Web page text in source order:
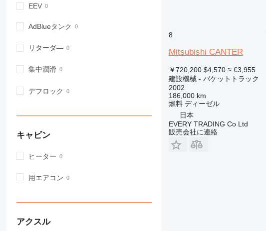
950
962
966
973
982
990
992
C-series
E-series
EEV
AdBlueタンク
リターダ―
集中潤滑
デフロック
キャビン
ヒーター
用エアコン
アクスル
8
Mitsubishi CANTER
￥720,200 $4,570 ≈ €3,955
建設機械 - バケットトラック
2002
186,000 km
燃料 ディーゼル
日本
EVERY TRADING Co Ltd
販売会社に連絡